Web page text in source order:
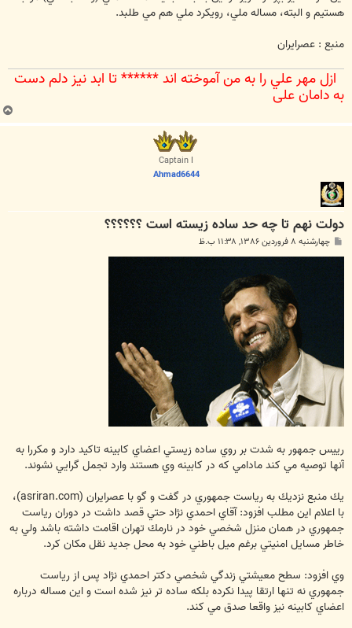
هستيم و البته، مساله ملي، رويكرد ملي هم مي طلبد.
منبع : عصرايران
ازل مهر علي را به من آموخته اند ****** تا ابد نيز دلم دست
به دامان علي‌
ب
ا
Captain I
Ahmad6644
دولت نهم تا چه حد ساده زيسته است ؟؟؟؟؟؟
پ
ت
چهارشنبه ۸ فروردین ۱۳۸۶, ۱۱:۳۸ ب.ظ
رييس جمهور به شدت بر روي ساده زيستي اعضاي كابينه تاكيد دارد و مكررا به
آنها توصيه مي كند مادامي كه در كابينه وي هستند وارد تجمل گرايي نشوند.
يك منبع نزديك به رياست جمهوري در گفت و گو با عصرايران (asriran.com)،
با اعلام اين مطلب افزود: آقاي احمدي ن‍ژاد حتي قصد داشت در دوران رياست
جمهوري در همان منزل شخصي خود در نارمك تهران اقامت داشته باشد ولي به
خاطر مسايل امنيتي برغم ميل باطني خود به محل جديد نقل مكان كرد.
وي افزود: سطح معيشتي زندگي شخصي دكتر احمدي نژاد پس از رياست
جمهوري نه تنها ارتقا پيدا نكرده بلكه ساده تر نيز شده است و اين مساله درباره
اعضاي كابينه نيز واقعا صدق مي كند.